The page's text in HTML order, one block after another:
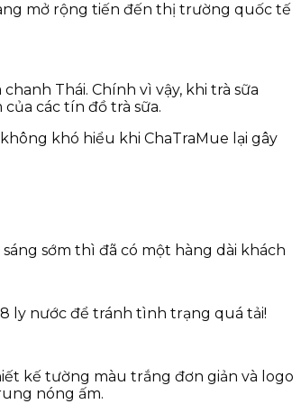
mở rộng tiến đến thị trường quốc tế
Thái. Chính vì vậy, khi trà sữa
các tín đồ trà sữa.
khó hiểu khi ChaTraMue lại gây
sớm thì đã có một hàng dài khách
ly nước để tránh tình trạng quá tải!
kế tường màu trắng đơn giản và logo
nóng ấm.